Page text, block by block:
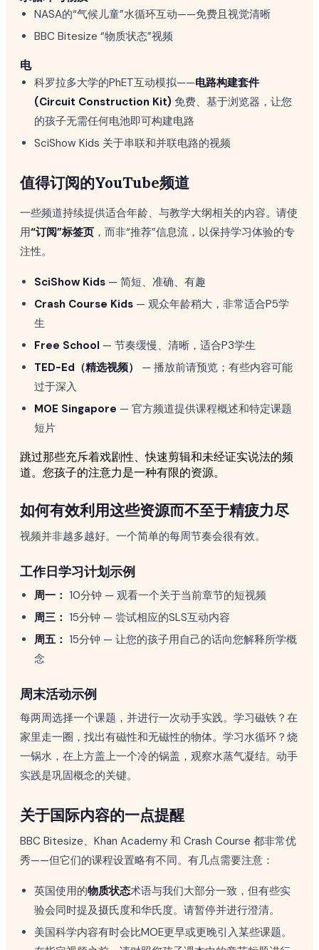
NASA的“气候儿童”水循环互动——免费且视觉清晰
BBC Bitesize “物质状态”视频
电
科罗拉多大学的PhET互动模拟——电路构建套件
(Circuit Construction Kit) 免费、基于浏览器，让您
的孩子无需任何电池即可构建电路
SciShow Kids 关于串联和并联电路的视频
值得订阅的YouTube频道
一些频道持续提供适合年龄、与教学大纲相关的内容。请使
用“订阅”标签页 ，而非“推荐”信息流，以保持学习体验的专
注性。
SciShow Kids — 简短、准确、有趣
Crash Course Kids — 观众年龄稍大，非常适合P5学
生
Free School — 节奏缓慢、清晰，适合P3学生
TED-Ed（精选视频）
— 播放前请预览；有些内容可能
过于深入
MOE Singapore — 官方频道提供课程概述和特定课题
短片
跳过那些充斥着戏剧性、快速剪辑和未经证实说法的频
道。您孩子的注意力是一种有限的资源。
如何有效利用这些资源而不至于精疲力尽
视频并非越多越好。一个简单的每周节奏会很有效。
工作日学习计划示例
周一： 10分钟 — 观看一个关于当前章节的短视频
周三： 15分钟 — 尝试相应的SLS互动内容
周五： 15分钟 — 让您的孩子用自己的话向您解释所学概
念
周末活动示例
每两周选择一个课题，并进行一次动手实践。学习磁铁？在
家里走一圈，找出有磁性和无磁性的物体。学习水循环？烧
一锅水，在上方盖上一个冷的锅盖，观察水蒸气凝结。动手
实践是巩固概念的关键。
关于国际内容的一点提醒
BBC Bitesize、Khan Academy 和 Crash Course 都非常优
秀——但它们的课程设置略有不同。有几点需要注意：
英国使用的物质状态术语与我们大部分一致，但有些实
验会同时提及摄氏度和华氏度。请暂停并进行澄清。
美国科学内容有时会比MOE更早或更晚引入某些课题。